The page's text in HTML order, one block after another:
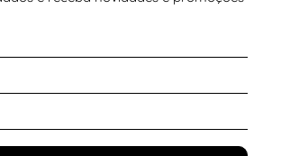
no corpo e quadris
mangas
relaxada
buscaregata feminina soltinha
liberdade de movimento.